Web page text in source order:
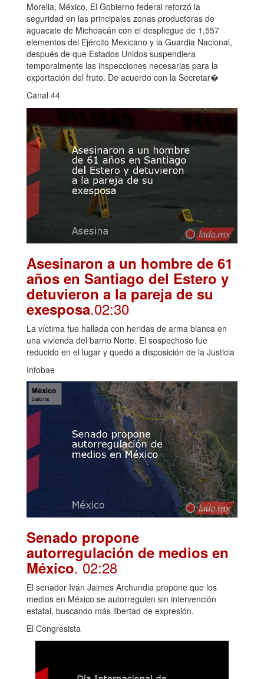
Morelia, México. El Gobierno federal reforzó la
seguridad en las principales zonas productoras de
aguacate de Michoacán con el despliegue de 1,557
elementos del Ejército Mexicano y la Guardia Nacional,
después de que Estados Unidos suspendiera
temporalmente las inspecciones necesarias para la
exportación del fruto. De acuerdo con la Secretar�
Canal 44
Asesinaron a un hombre de 61
años en Santiago del Estero y
detuvieron a la pareja de su
exesposa.02:30
La víctima fue hallada con heridas de arma blanca en
una vivienda del barrio Norte. El sospechoso fue
reducido en el lugar y quedó a disposición de la Justicia
Infobae
Senado propone
autorregulación de medios en
México. 02:28
El senador Iván Jaimes Archundia propone que los
medios en México se autorregulen sin intervención
estatal, buscando más libertad de expresión.
El Congresista